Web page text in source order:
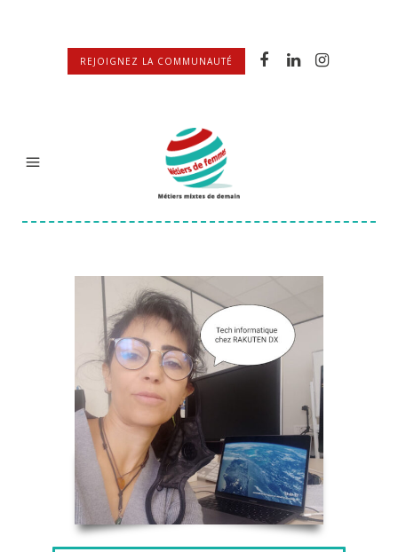
REJOIGNEZ LA COMMUNAUTÉ